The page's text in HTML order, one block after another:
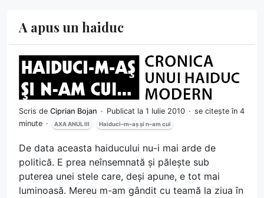
A apus un haiduc
Scris de Ciprian Bojan Publicat la 1 Iulie 2010
se citește în 4
minute
AXA ANUL III Haiduci–m–aș și n–am cui
De data aceasta haiducului nu-i mai arde de
politică. E prea neînsemnată și pălește sub
puterea unei stele care, deși apune, e tot mai
luminoasă. Mereu m-am gândit cu teamă la ziua în